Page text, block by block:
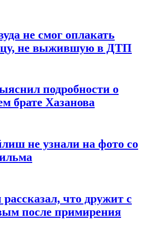
не смог оплакать
не выжившую в ДТП
подробности о
брате Хазанова
не узнали на фото со
что дружит с
после примирения